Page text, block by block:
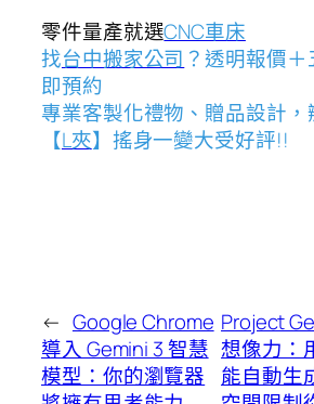
零件量產就選CNC車床
找台中搬家公司 ？透明報價
即預約
專業客製化禮物、贈品設計，
【L夾】搖身一變大受好評!!
← Google Chrome
導入 Gemini 3 智慧
模型：你的瀏覽器
Project
想像力：
能自動生